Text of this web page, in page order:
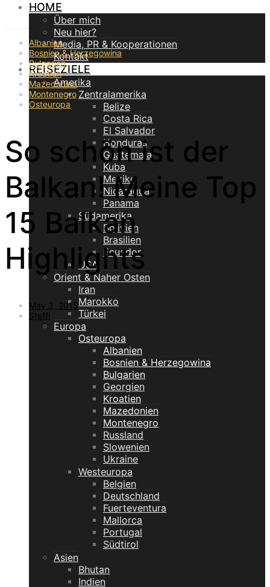
HOME
Über mich
Neu hier?
Media, PR & Kooperationen
Kontakt
REISEZIELE
Amerika
Zentralamerika
Belize
Costa Rica
El Salvador
Honduras
Guatemala
Kuba
Mexiko
Nicaragua
Panama
Südamerika
Bolivien
Brasilien
Ecuador
USA
Orient & Naher Osten
Iran
Marokko
Türkei
Europa
Osteuropa
Albanien
Bosnien & Herzegowina
Bulgarien
Georgien
Kroatien
Mazedonien
Montenegro
Russland
Slowenien
Ukraine
Westeuropa
Belgien
Deutschland
Fuerteventura
Mallorca
Portugal
Südtirol
Asien
Bhutan
Indien
Albanien
Bosnien & Herzegowina
Bulgarien
Kroatien
Mazedonien
Montenegro
Osteuropa
So schön ist der
Balkan! Meine Top
15 Balkan
Highlights
May 3, 2015
Steffi